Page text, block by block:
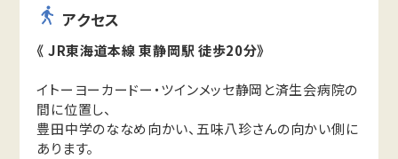
アクセス
《 JR東海道本線 東静岡駅 徒歩20分》
イトーヨーカードー・ツインメッセ静岡と済生会病院の
間に位置し、
豊田中学のななめ向かい、五味八珍さんの向かい側に
あります。